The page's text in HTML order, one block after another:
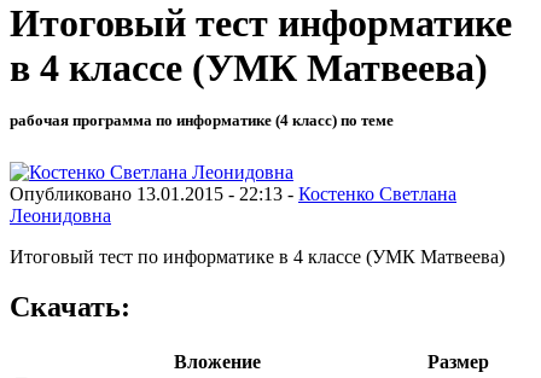
Итоговый тест информатике
в 4 классе (УМК Матвеева)
рабочая программа по информатике (4 класс) по теме
Опубликовано 13.01.2015 - 22:13 - Костенко Светлана
Леонидовна
Итоговый тест по информатике в 4 классе (УМК Матвеева)
Скачать:
Вложение
Размер